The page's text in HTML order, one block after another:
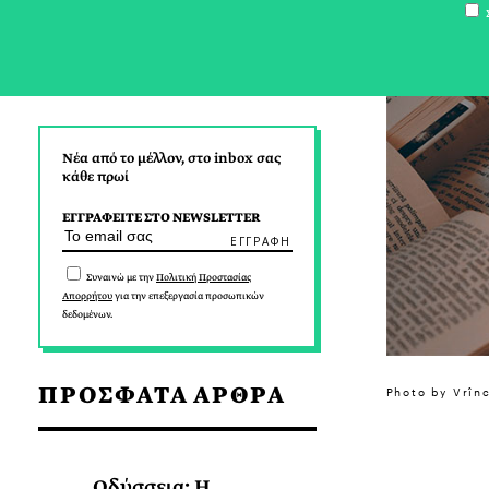
Νέα από το μέλλον, στο inbox σας
κάθε πρωί
ΕΓΓΡΑΦΕΙΤΕ ΣΤΟ NEWSLETTER
Συναινώ με τηνΠολιτική Προστασίας
Απορρήτουγια την επεξεργασία προσωπικών
δεδομένων.
ΠΡΟΣΦΑΤΑ ΑΡΘΡΑ Photo by